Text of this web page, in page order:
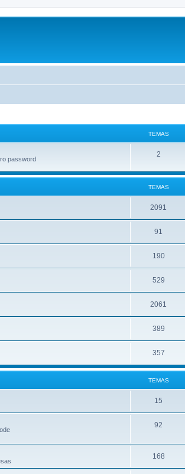
TEMAS
password
2
TEMAS
2091
91
190
529
2061
389
357
TEMAS
15
92
168